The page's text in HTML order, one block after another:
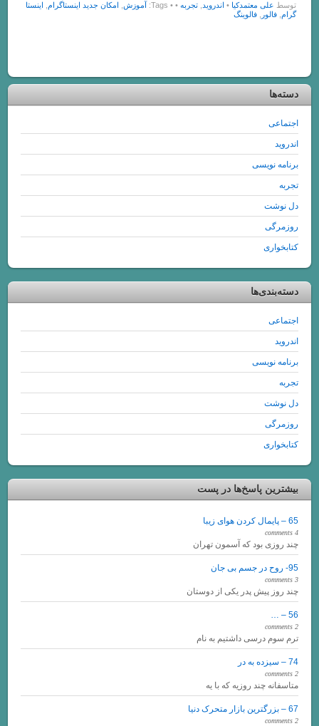
توسط علی معتمدکیا • اندروید ,تجربه •
• Tags: آموزش امکان جدید اینستاگرام
اینستا
گرام ,فالور ,فالوینگ
دسته‌ها
اجتماعی
اندروید
برنامه نویسی
تجربه
دل نوشت
روزمرگی
کتابخواری
دسته‌بندی‌ها
اجتماعی
اندروید
برنامه نویسی
تجربه
دل نوشت
روزمرگی
کتابخواری
بیشترین پاسخ‌ها در پست
65 – پایمال کردن هوای زیبا
4 comments
چند روزی بود که آسمون تهران
95- روح در جسم بی جان
3 comments
چند روز پیش پدر یکی از دوستان
56 – …
2 comments
ترم سوم درسی داشتیم به نام
74 – سیزده به در
2 comments
متاسفانه چند روزیه که با یه
67 – بزرگترین بازار متحرک دنیا
2 comments